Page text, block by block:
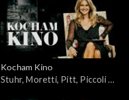
Kocham Kino
Stuhr, Moretti, Pitt, Piccoli –